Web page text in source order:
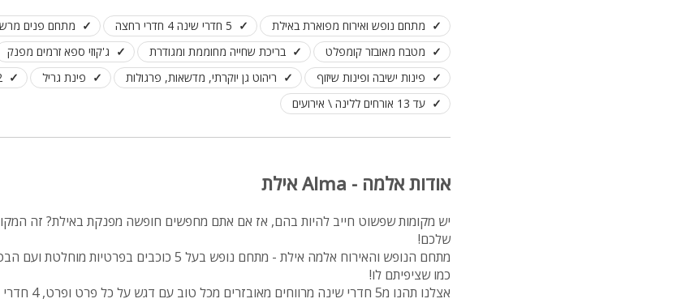
גדולות
מתחם נופש ואירוח מפוארת באילת 5 חדרי שינה 4 חדרי רחצה מתחם פנים
מטבח מאובזר קומפלט
בריכת שחייה מחוממת ומגודרת ג'קוזי ספא זרמים מפנק
פינות ישיבה ופינות שיזוף
ריהוט גן יוקרתי, מדשאות, פרגולות פינת גריל 2 חניות
עד 13 אורחים ללינה \ אירועים
אודות אלמה - Alma אילת
יש מקומות שפשוט חייב להיות בהם, אז אם אתם מחפשים חופשה מפנקת באילת? זה
שלכם!
מתחם הנופש והאירוח אלמה אילת - מתחם נופש בעל 5 כוכבים
כמו שציפיתם לו!
אצלנו תהנו מ5 חדרי